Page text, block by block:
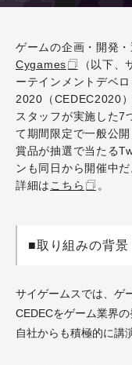
ゲームの企画・開発
Cygames
（以下
ーテインメントデベ
2020（CEDEC2020
スタッフが実施した7
て期間限定で一般公
賞品が抽選で当たる
ンも同日から開催中だ
詳細は こちら 。
■取り組みの背景
サイゲームスでは、ゲ
CEDECをゲーム業界
自社からも積極的に講